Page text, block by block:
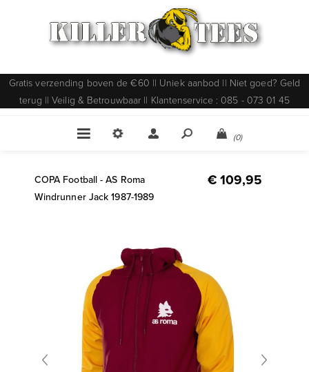
Gratis verzending boven de €60 || Uniek aanbod || Niet goed? Geld
terug || Veilig & Betrouwbaar || Klantenservice : 085 - 073 01 45
(0)
COPA Football - AS Roma
Windrunner Jack 1987-1989
€ 109,95